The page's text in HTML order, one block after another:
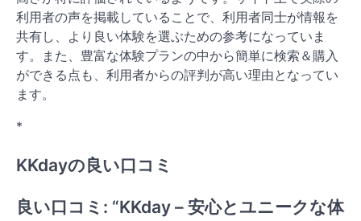
利用者の声を掲載していることで、利用者同士が情報を
共有し、より良い体験を選ぶための参考になっていま
す。また、豊富な体験プランの中から簡単に検索＆購入
ができる点も、利用者からの評判が高い理由となってい
ます。
*
KKdayの良い口コミ
良い口コミ: “KKday – 安心とユニークな体